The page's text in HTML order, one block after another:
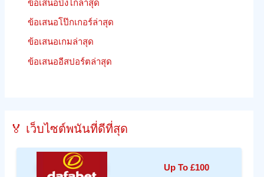
ข้อเสนอบิงโกล่าสุด
ข้อเสนอโป๊กเกอร์ล่าสุด
ข้อเสนอเกมล่าสุด
ข้อเสนออีสปอร์ตล่าสุด
🏅 เว็บไซต์พนันที่ดีที่สุด
Up To £100